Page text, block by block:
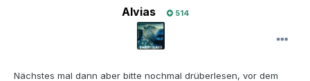
Alvias 514
Nächstes mal dann aber bitte nochmal drüberlesen, vor dem